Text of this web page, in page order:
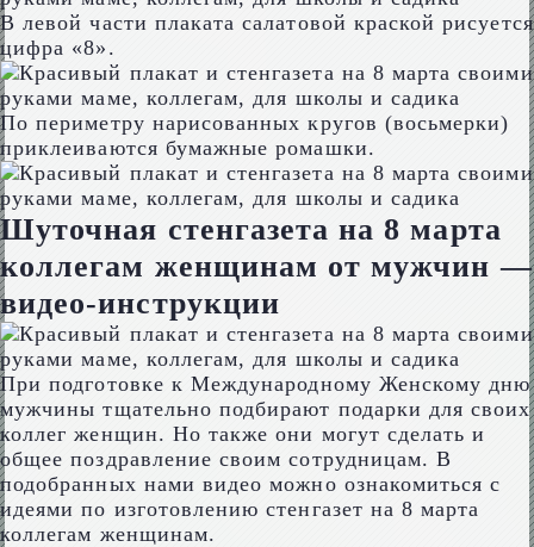
В левой части плаката салатовой краской рисуется
цифра «8».
По периметру нарисованных кругов (восьмерки)
приклеиваются бумажные ромашки.
Шуточная стенгазета на 8 марта
коллегам женщинам от мужчин —
видео-инструкции
При подготовке к Международному Женскому дню
мужчины тщательно подбирают подарки для своих
коллег женщин. Но также они могут сделать и
общее поздравление своим сотрудницам. В
подобранных нами видео можно ознакомиться с
идеями по изготовлению стенгазет на 8 марта
коллегам женщинам.